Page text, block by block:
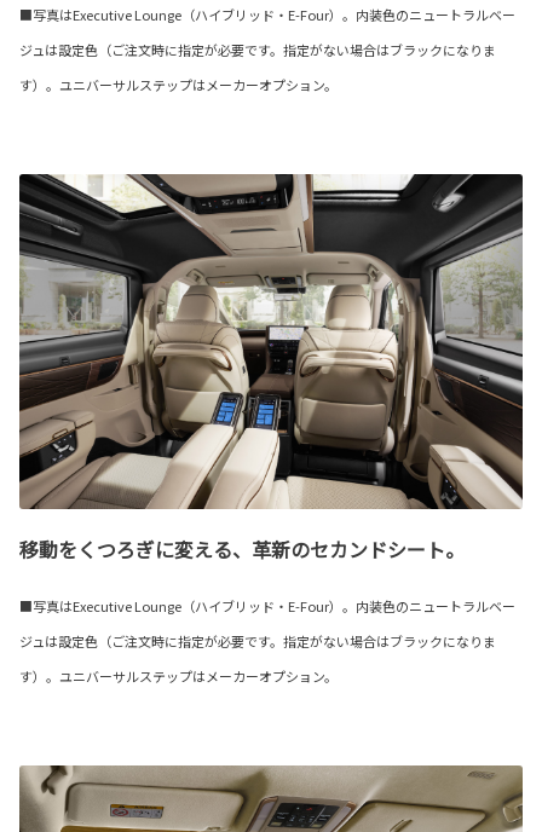
■写真はExecutive Lounge（ハイブリッド・E-Four）。内装色のニュートラルベー
ジュは設定色（ご注文時に指定が必要です。指定がない場合はブラックになりま
す）。ユニバーサルステップはメーカーオプション。
移動をくつろぎに変える、革新のセカンドシート。
■写真はExecutive Lounge（ハイブリッド・E-Four）。内装色のニュートラルベー
ジュは設定色（ご注文時に指定が必要です。指定がない場合はブラックになりま
す）。ユニバーサルステップはメーカーオプション。